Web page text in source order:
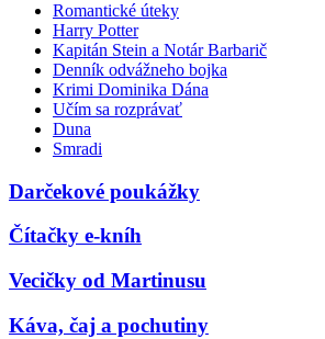
Romantické úteky
Harry Potter
Kapitán Stein a Notár Barbarič
Denník odvážneho bojka
Krimi Dominika Dána
Učím sa rozprávať
Duna
Smradi
Darčekové poukážky
Čítačky e-kníh
Vecičky od Martinusu
Káva, čaj a pochutiny